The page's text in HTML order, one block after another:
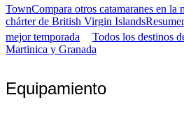
TownCompara otros catamaranes en la
chárter de British Virgin Islands
mejor temporada
Todos los destinos
Martinica y Granada
Equipamiento